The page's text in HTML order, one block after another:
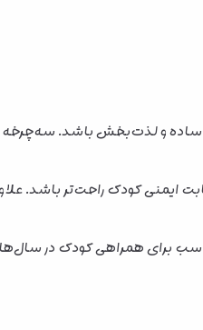
ساده و لذت‌بخش باشد. سه‌چرخه
ایمنی کودک راحت‌تر باشد.
برای همراهی کودک در